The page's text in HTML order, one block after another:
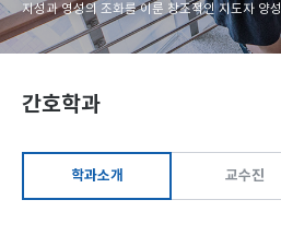
지성과 영성의 조화를 이룬 창조적인 지도자 양성
간호학과
학과소개 교수진